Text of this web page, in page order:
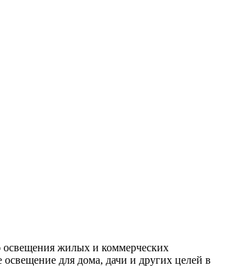
освещения жилых и коммерческих
для дома, дачи и других целей в